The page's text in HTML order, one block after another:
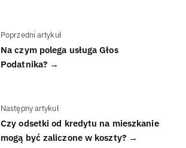
Poprzedni artykuł
Na czym polega usługa Głos
Podatnika? →
Następny artykuł
Czy odsetki od kredytu na mieszkanie
mogą być zaliczone w koszty? →